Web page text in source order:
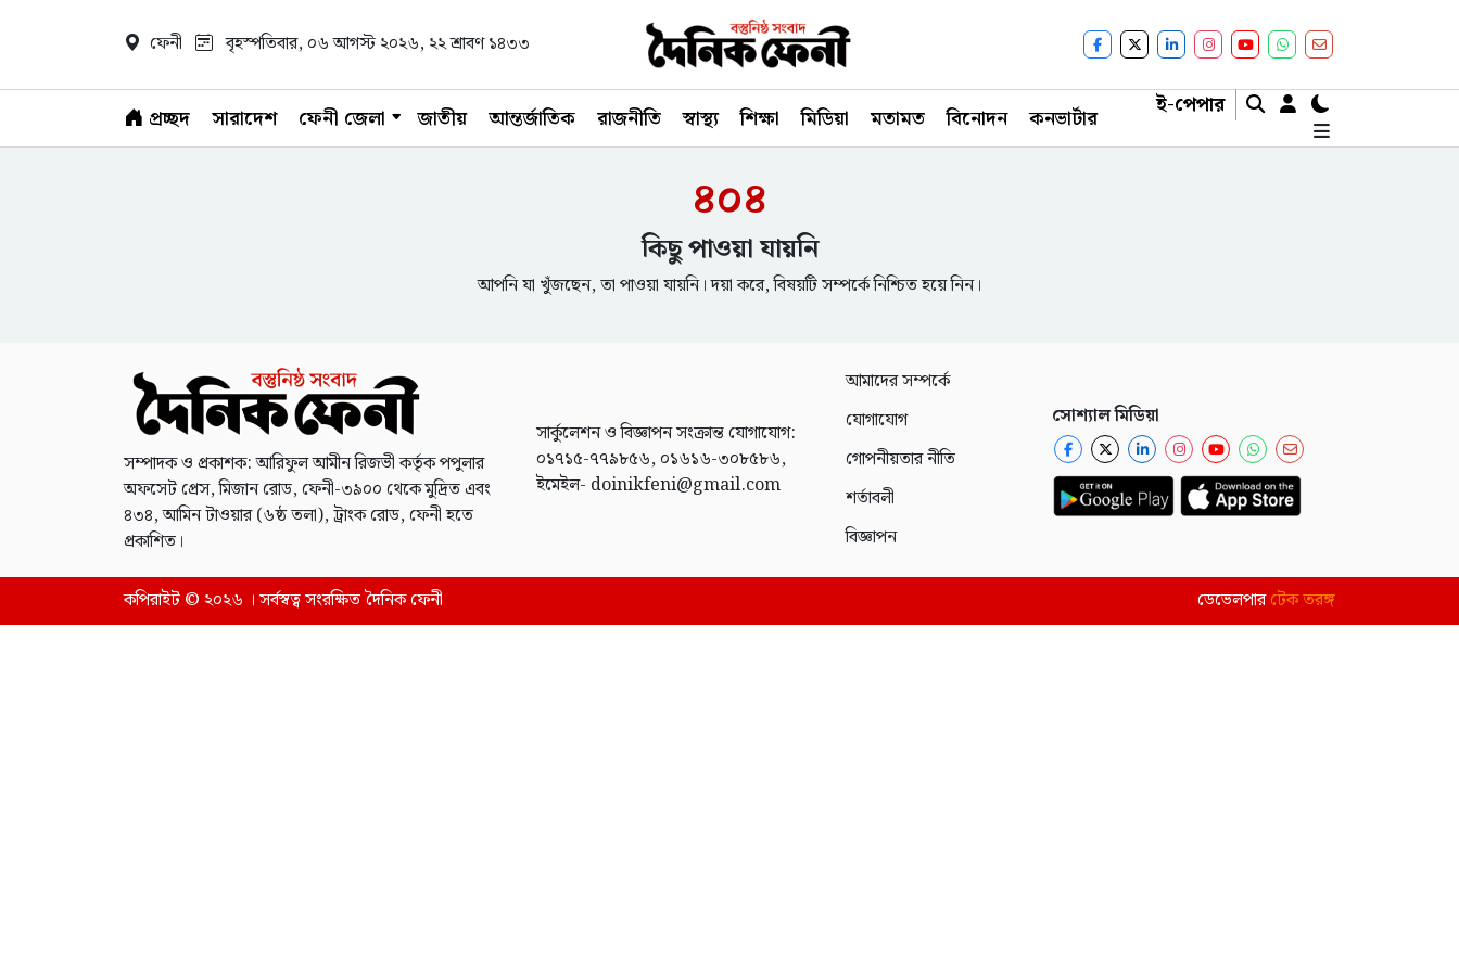
ফেনী বৃহস্পতিবার, ০৬ আগস্ট ২০২৬, ২২ শ্রাবণ ১৪৩৩
প্রচ্ছদ সারাদেশ ফেনী জেলা জাতীয় আন্তর্জাতিক রাজনীতি স্বাস্থ্য শিক্ষা মিডিয়া মতামত বিনোদন কনভার্টার ই-পেপার
৪০৪
কিছু পাওয়া যায়নি
আপনি যা খুঁজছেন, তা পাওয়া যায়নি। দয়া করে, বিষয়টি সম্পর্কে নিশ্চিত হয়ে নিন।
সম্পাদক ও প্রকাশক: আরিফুল আমীন রিজভী কর্তৃক পপুলার
অফসেট প্রেস, মিজান রোড, ফেনী-৩৯০০ থেকে মুদ্রিত এবং
৪৩৪, আমিন টাওয়ার (৬ষ্ঠ তলা), ট্রাংক রোড, ফেনী হতে
প্রকাশিত।
সার্কুলেশন ও বিজ্ঞাপন সংক্রান্ত যোগাযোগ:
০১৭১৫-৭৭৯৮৫৬, ০১৬১৬-৩০৮৫৮৬,
ইমেইল- doinikfeni@gmail.com
আমাদের সম্পর্কে
যোগাযোগ
গোপনীয়তার নীতি
শর্তাবলী
বিজ্ঞাপন
সোশ্যাল মিডিয়া
কপিরাইট © ২০২৬ । সর্বস্বত্ব সংরক্ষিত দৈনিক ফেনী ডেভেলপারটেক তরঙ্গ